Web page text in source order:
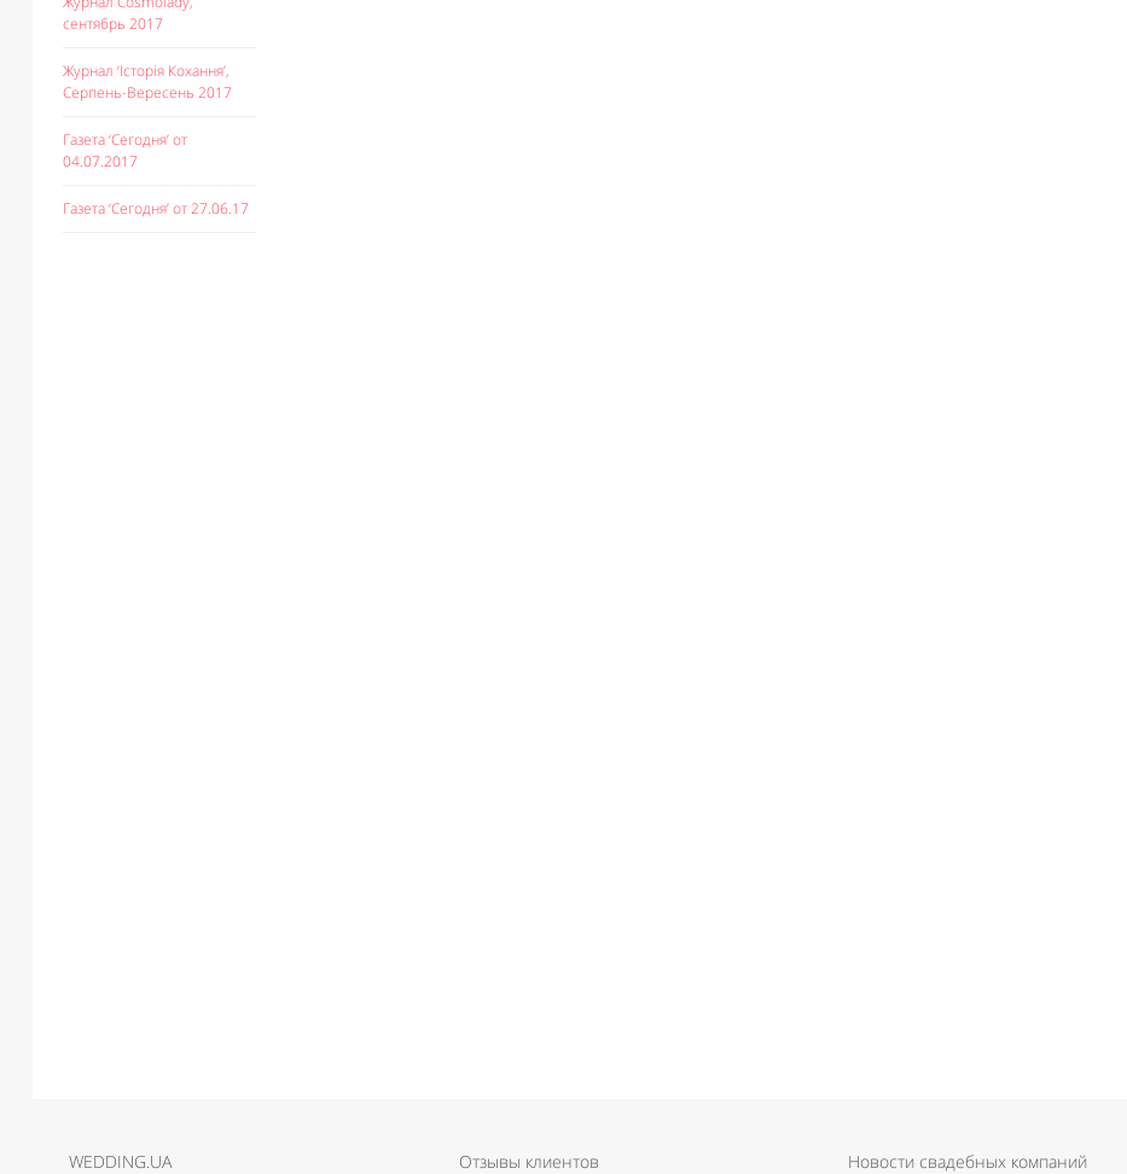
сентябрь 2017
Журнал ‘Історія Кохання’,
Серпень-Вересень 2017
Газета ‘Сегодня’ от
04.07.2017
Газета ‘Сегодня’ от 27.06.17
WEDDING.UA Отзывы клиентов Новости свадебных компаний